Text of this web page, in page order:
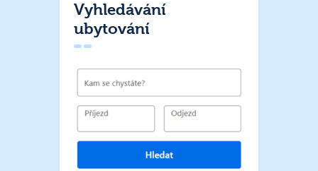
Vyhledávání
ubytování